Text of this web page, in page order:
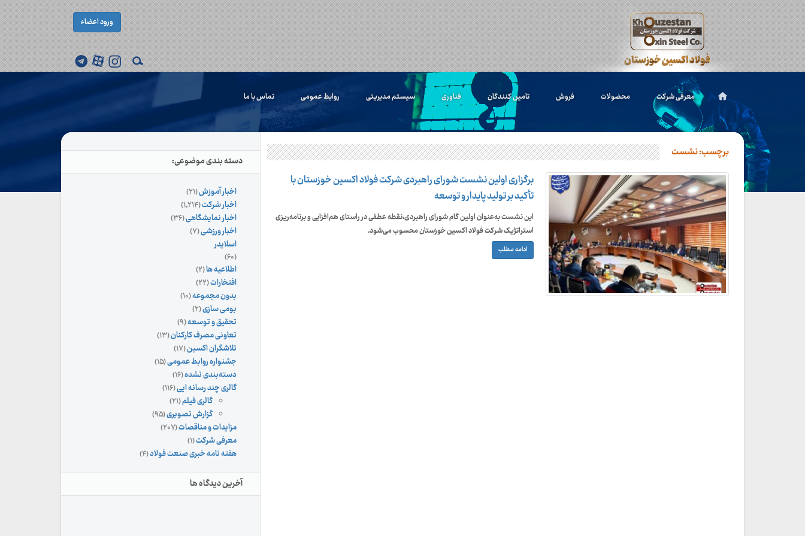
ورود اعضاء
معرفی شرکت محصولات فروش تامین کنندگان فناوری سیستم مدیریتی روابط عمومی تماس با ما
برچسب:نشست
برگزاری اولین نشست شورای راهبردی شرکت فولاد اکسین خوزستان با
تأکید بر تولید پایدار و توسعه
این نشست به‌عنوان اولین گام شورای راهبردی،نقطه عطفی در راستای هم‌افزایی و برنامه‌ریزی
استراتژیک شرکت فولاد اکسین خوزستان محسوب می‌شود.
ادامه مطلب
دسته بندی موضوعی:
اخبار آموزش(۲۱)
اخبار شرکت(۱,۲۱۴)
اخبار نمایشگاهی(۳۶)
اخبار ورزشی(۷)
اسلایدر
(۶۰)
اطلاعیه ها(۲)
افتخارات(۲۲)
بدون مجموعه(۱۰)
بومی سازی(۲)
تحقیق و توسعه(۹)
تعاونی مصرف کارکنان(۱۳)
تلاشگران اکسین(۱۷)
جشنواره روابط عمومی(۱۵)
دسته‌بندی نشده(۱۶)
گالری چند رسانه ایی(۱۱۶)
گالری فیلم(۲۱)
گزارش تصویری(۹۵)
مزایدات و مناقصات(۲۰۷)
معرفی شرکت(۱)
هفته نامه خبری صنعت فولاد(۴)
آخرین دیدگاه ها